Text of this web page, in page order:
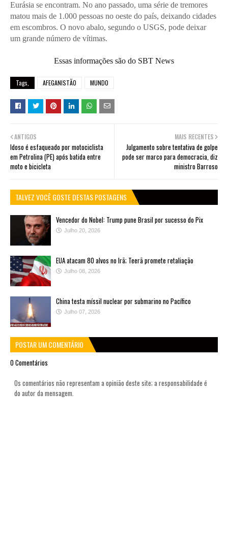
Eurásia se encontram. No ano passado, uma série de tremores
matou mais de 1.000 pessoas no oeste do país, deixando cidades
em escombros. O novo abalo, segundo o USGS, pode deixar
um grande número de vítimas.
Essas informações são do SBT News
Tags, AFEGANISTÃO MUNDO
MAIS RECENTES
Julgamento sobre tentativa de golpe
pode ser marco para democracia, diz
ministro Barroso
ANTIGOS
Idoso é esfaqueado por motociclista
em Petrolina (PE) após batida entre
moto e bicicleta
TALVEZ VOCÊ GOSTE DESTAS POSTAGENS
Vencedor do Nobel: Trump pune Brasil por sucesso do Pix
Julho 20, 2026
EUA atacam 80 alvos no Irã; Teerã promete retaliação
Julho 08, 2026
China testa míssil nuclear por submarino no Pacífico
Julho 07, 2026
POSTAR UM COMENTÁRIO
0 Comentários
Os comentários não representam a opinião deste site; a responsabilidade é
do autor da mensagem.